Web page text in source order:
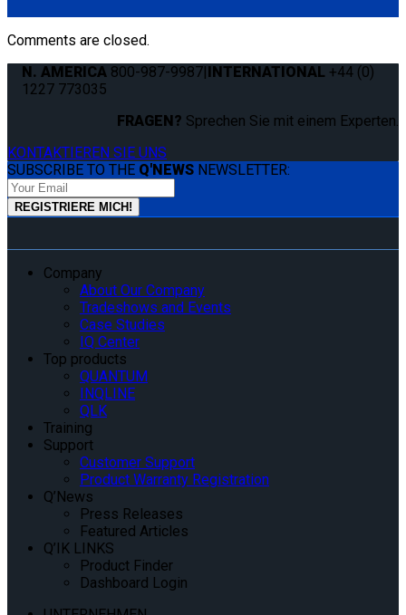
Comments are closed.
N. AMERICA 800-987-9987 INTERNATIONAL +44 (0)
1227 773035
FRAGEN? Sprechen Sie mit einem Experten.
KONTAKTIEREN SIE UNS
SUBSCRIBE TO THE Q'NEWS NEWSLETTER:
Company
About Our Company
Tradeshows and Events
Case Studies
IQ Center
Top products
QUANTUM
INQLINE
QLK
Training
Support
Customer Support
Product Warranty Registration
Q’News
Press Releases
Featured Articles
Q’IK LINKS
Product Finder
Dashboard Login